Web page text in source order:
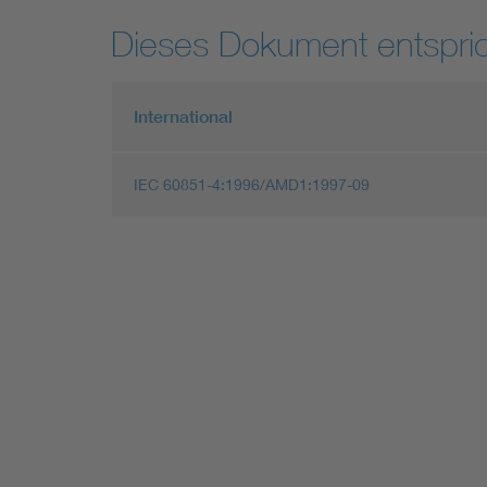
Dieses Dokument
International
IEC 60851-4:1996/AMD1:1997-09